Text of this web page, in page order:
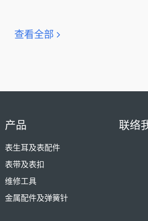
查看全部
产品
表生耳及表配件
表带及表扣
维修工具
金属配件及弹簧针
联络